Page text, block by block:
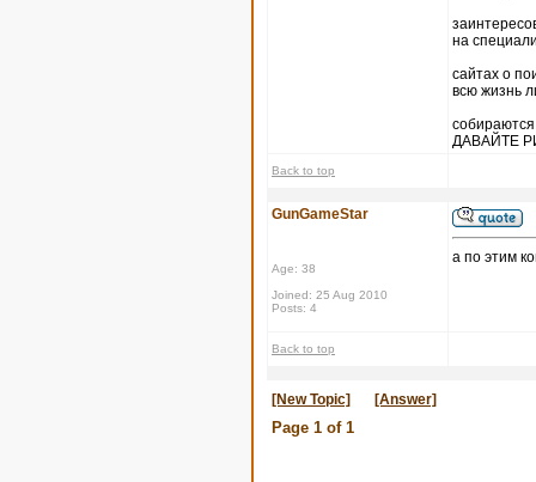
на
сайтах о
всю жизнь
ДАВАЙТЕ
Back to top
GunGameStar
Age: 38
Joined: 25 Aug 2010
Posts: 4
а по этим
Back to top
[New Topic] [Answer]
Page 1 of 1